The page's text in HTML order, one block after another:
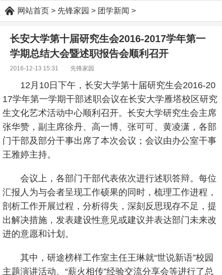
网站首页 > 先锋家园 > 团学新闻 >
长安大学第十届研究生会2016-2017学年第一
学期总结大会暨述职报告会顺利召开
2016-12-13 15:31 先锋家园
12月10日下午，长安大学第十届研究生会2016-20
17学年第一学期干部述职会议在长安大学雁塔校区研究
生文化艺术活动中心顺利召开。长安大学研究生会主席
张华赞，副主席徐丹、高一博、张可可、黄凌潇，各部
门干部及部分干事出席了本次会议；会议由办公室干事
王雅婷主持。
会议上，各部门干部代表依次进行述职答辩。每位
汇报人为与会者呈现工作硕果的同时，梳理工作进程，
剖析工作开展过程，分析得失，深刻反思现存不足，提
出解决措施，发表建设性意见或建议并表达部门未来改
进的意愿和计划。
其中，研途榜样工作室主任王琳就“世说新语”校园
主题演讲活动、“薪火相传”经验交流分享会等进行了总